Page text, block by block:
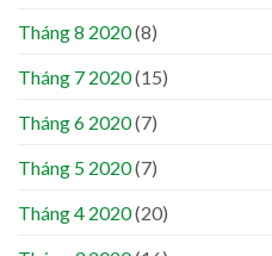
Tháng 8 2020(8)
Tháng 7 2020(15)
Tháng 6 2020(7)
Tháng 5 2020(7)
Tháng 4 2020(20)